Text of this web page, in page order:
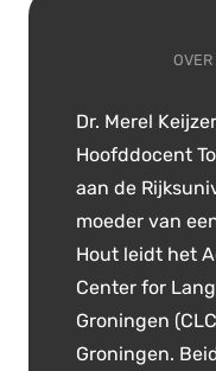
Dr. Merel
Hoofddocent
aan de
moeder van
Hout leidt het
Center for
Groningen
Groningen.